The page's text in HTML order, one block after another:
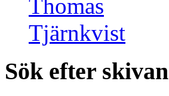
Sök efter skivan